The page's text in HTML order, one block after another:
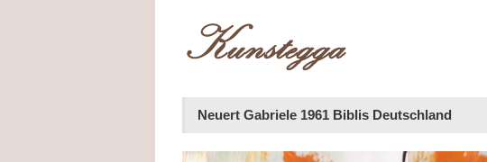
Neuert Gabriele 1961 Biblis Deutschland